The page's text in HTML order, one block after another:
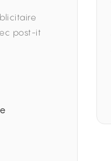
post-it